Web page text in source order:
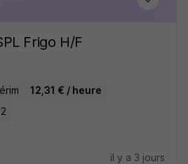
Frigo H/F
12,31 € / heure
il y a 3 jours